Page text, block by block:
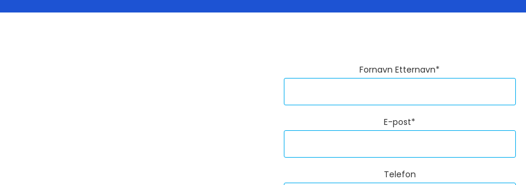
Fornavn Etternavn*
E-post*
Telefon